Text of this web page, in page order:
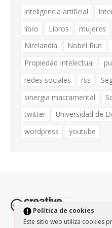
Política de cookies
Este sitio web utiliza cookies
inteligencia artificial
libro
Libros mujeres
Nirelandia
Nobel Run
Propiedad Intelectual
redes sociales
rss
sinergia macramental
twitter
Universidad de
wordpress
youtube
Todos los
protegidos por la licencia